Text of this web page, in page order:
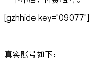
[gzhhide key="09077"]
真实账号如下：